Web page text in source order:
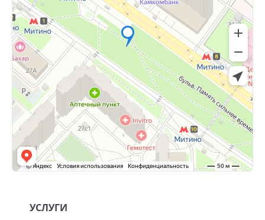
УСЛУГИ